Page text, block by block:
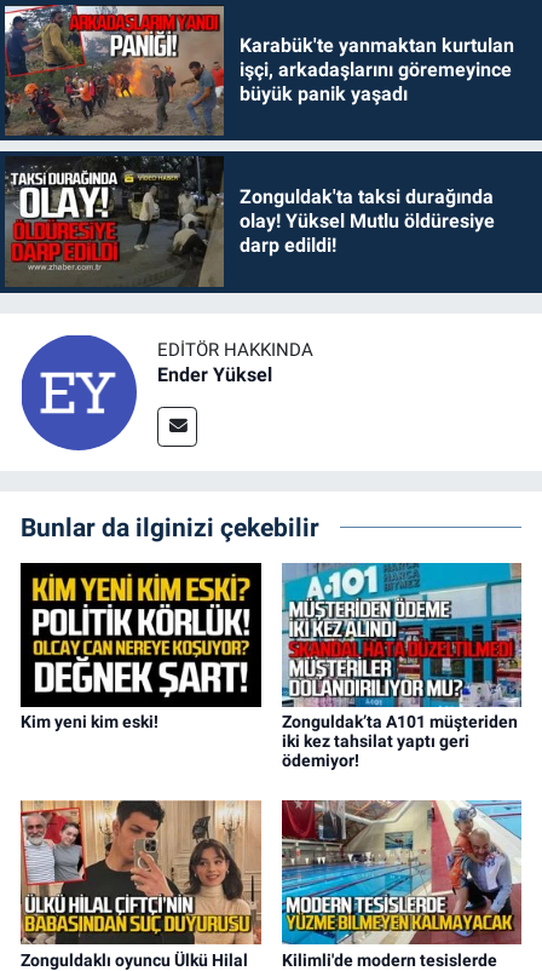
Karabük'te yanmaktan kurtulan
işçi, arkadaşlarını göremeyince
büyük panik yaşadı
Zonguldak'ta taksi durağında
olay! Yüksel Mutlu öldüresiye
darp edildi!
EDITÖR HAKKINDA
Ender Yüksel
Bunlar da ilginizi çekebilir
Kim yeni kim eski!
Zonguldak’ta A101 müşteriden
iki kez tahsilat yaptı geri
ödemiyor!
Zonguldaklı oyuncu Ülkü Hilal
Kilimli'de modern tesislerde